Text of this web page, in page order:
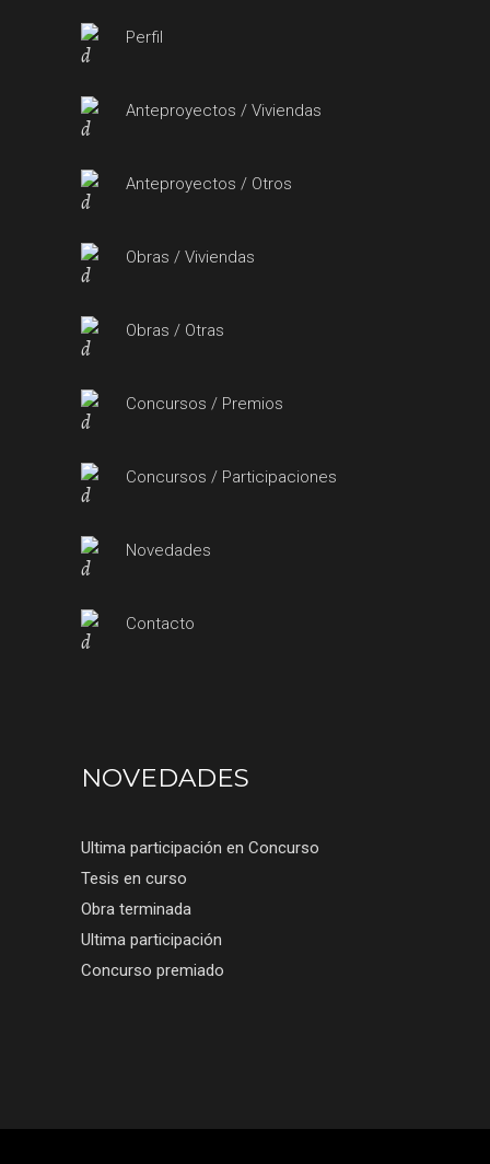
Perfil
Anteproyectos / Viviendas
Anteproyectos / Otros
Obras / Viviendas
Obras / Otras
Concursos / Premios
Concursos / Participaciones
Novedades
Contacto
NOVEDADES
Ultima participación en Concurso
Tesis en curso
Obra terminada
Ultima participación
Concurso premiado